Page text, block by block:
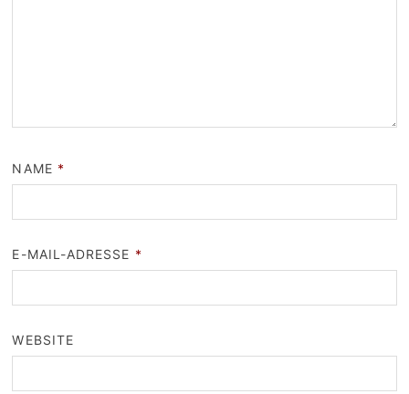
NAME *
E-MAIL-ADRESSE *
WEBSITE